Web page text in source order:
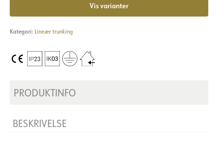
Vis varianter
Kategori: Lineær trunking
PRODUKTINFO
BESKRIVELSE